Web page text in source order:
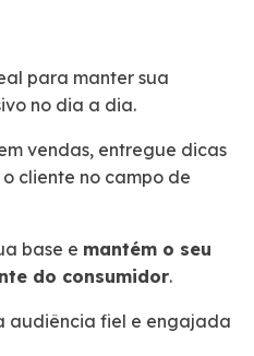
para manter sua
no dia a dia.
vendas, entregue dicas
cliente no campo de
base e mantém o seu
do consumidor.
audiência fiel e engajada